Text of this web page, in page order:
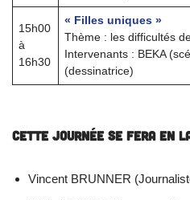
15h00
à
16h30
« Filles uniques »
Thème : les difficultés
Intervenants : BEKA
(dessinatrice)
Cette journée se fera en
Vincent BRUNNER